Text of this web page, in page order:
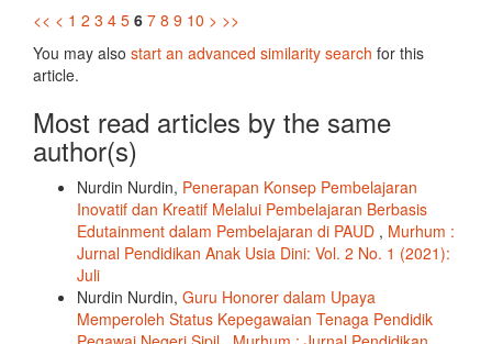
<< < 1 2 3 4 5 6 7 8 9 10 > >>
You may also start an advanced similarity search for this
article.
Most read articles by the same
author(s)
Nurdin Nurdin, Penerapan Konsep Pembelajaran
Inovatif dan Kreatif Melalui Pembelajaran Berbasis
Edutainment dalam Pembelajaran di PAUD , Murhum :
Jurnal Pendidikan Anak Usia Dini: Vol. 2 No. 1 (2021):
Juli
Nurdin Nurdin, Guru Honorer dalam Upaya
Memperoleh Status Kepegawaian Tenaga Pendidik